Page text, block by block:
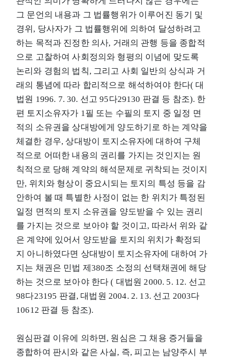
그 문언의 내용과 그 법률행위가 이루어진 동기 및
경위, 당사자가 그 법률행위에 의하여 달성하려고
하는 목적과 진정한 의사, 거래의 관행 등을 종합적
으로 고찰하여 사회정의와 형평의 이념에 맞도록
논리와 경험의 법칙, 그리고 사회 일반의 상식과 거
래의 통념에 따라 합리적으로 해석하여야 한다( 대
법원 1996. 7. 30. 선고 95다29130 판결 등 참조). 한
편 토지소유자가 1필 또는 수필의 토지 중 일정 면
적의 소유권을 상대방에게 양도하기로 하는 계약을
체결한 경우, 상대방이 토지소유자에 대하여 구체
적으로 어떠한 내용의 권리를 가지는 것인지는 원
칙적으로 당해 계약의 해석문제로 귀착되는 것이지
만, 위치와 형상이 중요시되는 토지의 특성 등을 감
안하여 볼 때 특별한 사정이 없는 한 위치가 특정된
일정 면적의 토지 소유권을 양도받을 수 있는 권리
를 가지는 것으로 보아야 할 것이고, 따라서 위와 같
은 계약에 있어서 양도받을 토지의 위치가 확정되
지 아니하였다면 상대방이 토지소유자에 대하여 가
지는 채권은 민법 제380조 소정의 선택채권에 해당
하는 것으로 보아야 한다 ( 대법원 2000. 5. 12. 선고
98다23195 판결, 대법원 2004. 2. 13. 선고 2003다
10612 판결 등 참조).
원심판결 이유에 의하면, 원심은 그 채용 증거들을
종합하여 판시와 같은 사실, 즉, 피고는 남양주시 부